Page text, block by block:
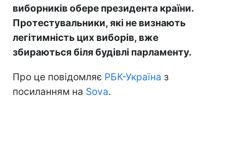
виборників обере президента країни.
Протестувальники, які не визнають
легітимність цих виборів, вже
збираються біля будівлі парламенту.
Про це повідомляє РБК-Україна з
посиланням на Sova.